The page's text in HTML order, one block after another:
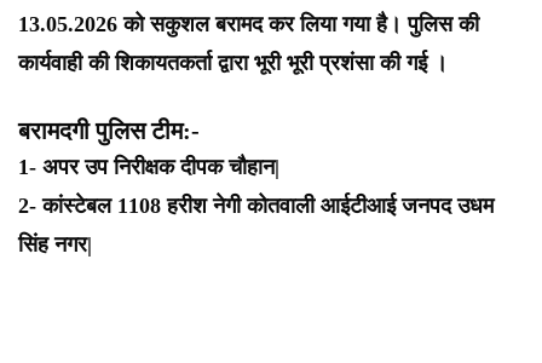
13.05.2026 को सकुशल बरामद कर लिया गया है। पुलिस की
कार्यवाही की शिकायतकर्ता द्वारा भूरी भूरी प्रशंसा की गई ।
बरामदगी पुलिस टीम:-
1- अपर उप निरीक्षक दीपक चौहान|
2- कांस्टेबल 1108 हरीश नेगी कोतवाली आईटीआई जनपद उधम
सिंह नगर|